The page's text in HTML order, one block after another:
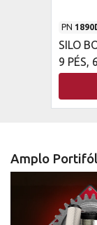
PN
SILO
9 PÉS,
Amplo